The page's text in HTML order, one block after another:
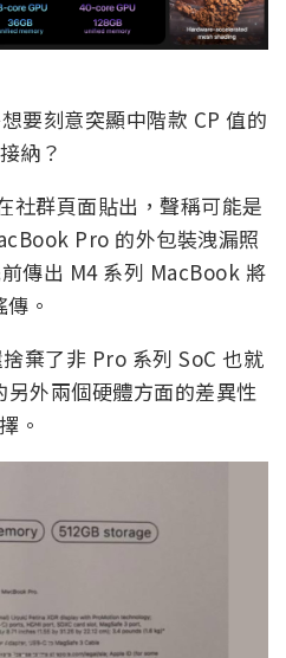
要刻意突顯中階款 CP 值的
納？
群頁面貼出，聲稱可能是
Pro 的外包裝洩漏照
傳出 M4 系列 MacBook 將
。
棄了非 Pro 系列 SoC 也就
外兩個硬體方面的差異性
。